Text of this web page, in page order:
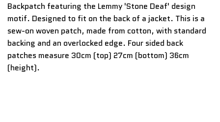
Backpatch featuring the Lemmy 'Stone Deaf' design
motif. Designed to fit on the back of a jacket. This is a
sew-on woven patch, made from cotton, with standard
backing and an overlocked edge. Four sided back
patches measure 30cm (top) 27cm (bottom) 36cm
(height).